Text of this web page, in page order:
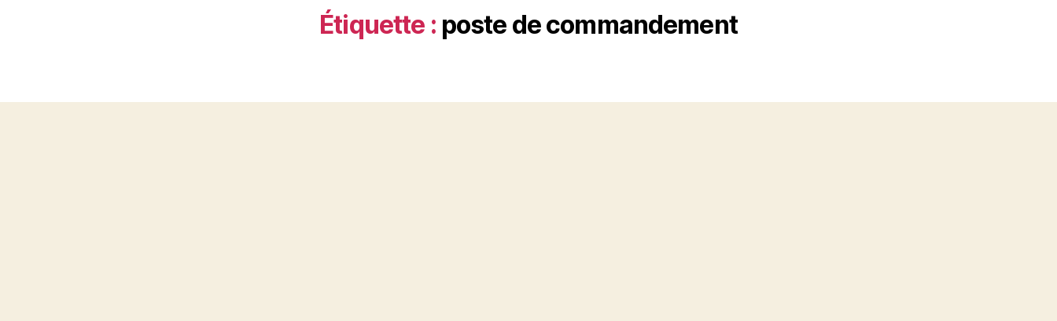
Étiquette : poste de commandement